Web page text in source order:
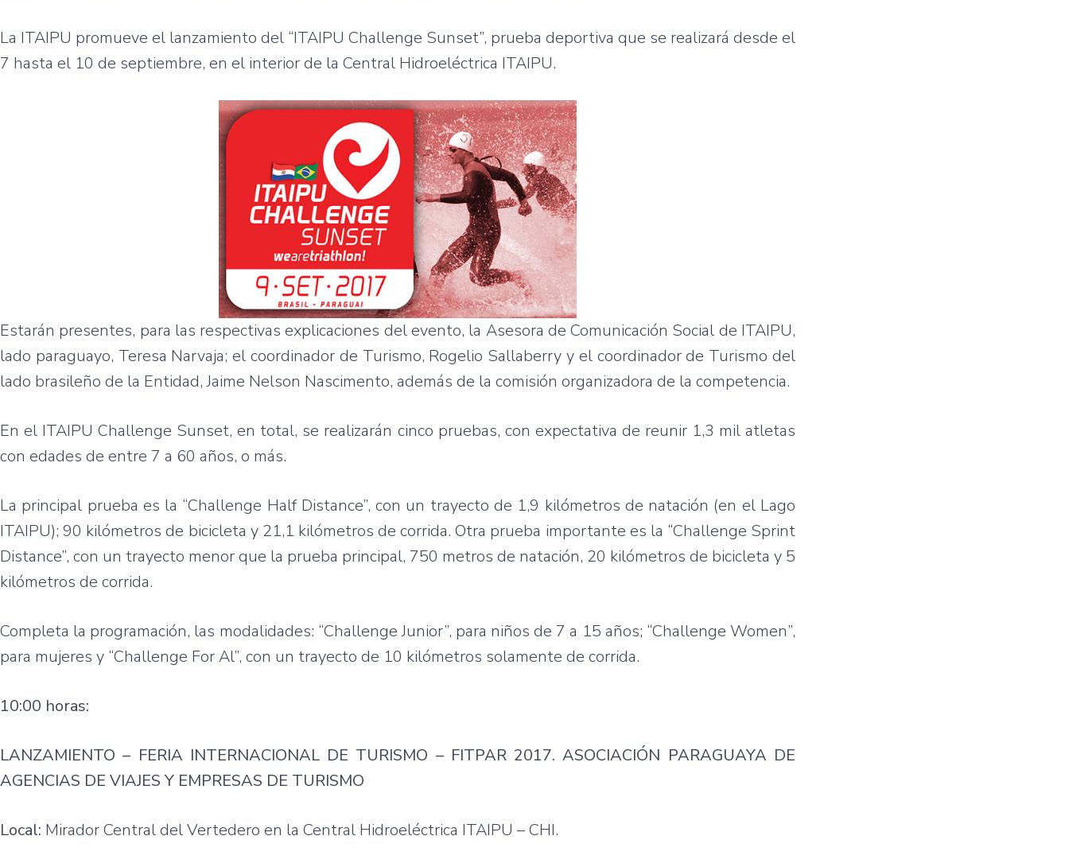
La ITAIPU promueve el lanzamiento del “ITAIPU Challenge Sunset”, prueba deportiva que se realizará desde el
7 hasta el 10 de septiembre, en el interior de la Central Hidroeléctrica ITAIPU.
Estarán presentes, para las respectivas explicaciones del evento, la Asesora de Comunicación Social de ITAIPU,
lado paraguayo, Teresa Narvaja; el coordinador de Turismo, Rogelio Sallaberry y el coordinador de Turismo del
lado brasileño de la Entidad, Jaime Nelson Nascimento, además de la comisión organizadora de la competencia.
En el ITAIPU Challenge Sunset, en total, se realizarán cinco pruebas, con expectativa de reunir 1,3 mil atletas
con edades de entre 7 a 60 años, o más.
La principal prueba es la “Challenge Half Distance”, con un trayecto de 1,9 kilómetros de natación (en el Lago
ITAIPU); 90 kilómetros de bicicleta y 21,1 kilómetros de corrida. Otra prueba importante es la “Challenge Sprint
Distance”, con un trayecto menor que la prueba principal, 750 metros de natación, 20 kilómetros de bicicleta y 5
kilómetros de corrida.
Completa la programación, las modalidades: “Challenge Junior”, para niños de 7 a 15 años; “Challenge Women”,
para mujeres y “Challenge For Al”, con un trayecto de 10 kilómetros solamente de corrida.
10:00 horas:
LANZAMIENTO – FERIA INTERNACIONAL DE TURISMO – FITPAR 2017. ASOCIACIÓN PARAGUAYA DE
AGENCIAS DE VIAJES Y EMPRESAS DE TURISMO
Local: Mirador Central del Vertedero en la Central Hidroeléctrica ITAIPU – CHI.